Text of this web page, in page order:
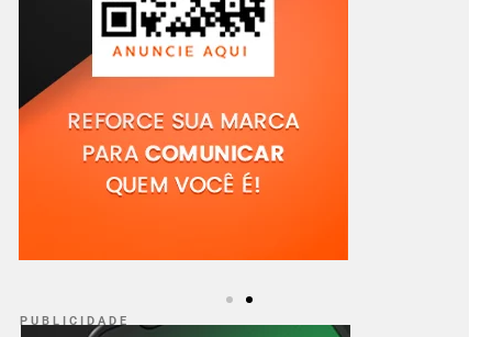
P U B L I C I D A D E